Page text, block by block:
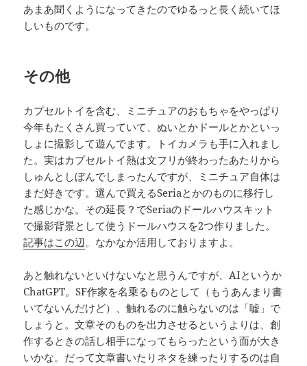
あまあ聞くようになってきたのでゆるっと長く続いてほ
しいものです。
その他
カプセルトイを含む、ミニチュアのおもちゃをやっぱり
今年もたくさん買っていて、ぬいとかドールとかといっ
しょに撮影して遊んでます。トイカメラも手に入れまし
た。実はカプセルトイ熱は文フリが終わったあたりから
しゅんとしぼんでしまったんですが、ミニチュア自体は
まだ好きです。選んで買えるSeriaとかのものに移行し
た感じかな。その延長？でSeriaのドールハウスキット
で撮影背景として使うドールハウスを2つ作りました。
記事はこの辺。なかなか活用しておりますよ。
あと触れないといけないなと思うんですが、AIというか
ChatGPT。SF作家を名乗るものとして（もうあんまり書
いてないんだけど）、触れるのに触らないのは「嘘」で
しょうと。文章そのものを出力させるというよりは、創
作するときの話し相手になってもらったという面が大き
いかな。だって文章書いたりネタを練ったりするのは自